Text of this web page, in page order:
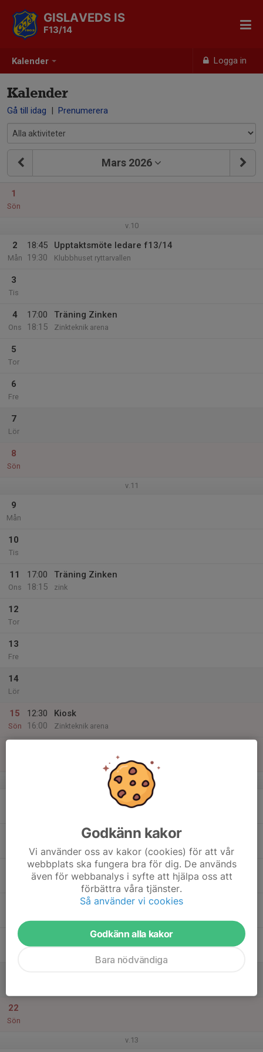
Kalender Logga in
GISLAVEDS IS
F13/14
Kalender
Gå till idag | Prenumerera
Mars 2026
1
Sön
v.10
2
Mån
18:45
19:30
Upptaktsmöte ledare f13/14
Klubbhuset ryttarvallen
3
Tis
4
Ons
17:00
18:15
Träning Zinken
Zinkteknik arena
5
Tor
6
Fre
7
Lör
8
Sön
v.11
9
Mån
10
Tis
11
Ons
17:00
18:15
Träning Zinken
zink
12
Tor
13
Fre
14
Lör
15
Sön
12:30
16:00
Kiosk
Zinkteknik arena
v.12
17:00
18:15
Träning Zinken
zink
20
22
Sön
v.13
Godkänn kakor
Vi använder oss av kakor (cookies) för att vår
webbplats ska fungera bra för dig. De används
även för webbanalys i syfte att hjälpa oss att
förbättra våra tjänster.
Så använder vi cookies
Godkänn alla kakor
Bara nödvändiga